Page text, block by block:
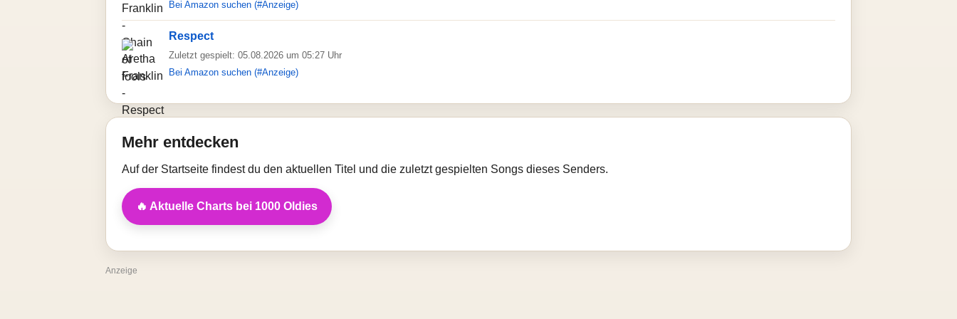
Bei Amazon suchen (#Anzeige)
Respect
Zuletzt gespielt: 05.08.2026 um 05:27 Uhr
Bei Amazon suchen (#Anzeige)
Mehr entdecken
Auf der Startseite findest du den aktuellen Titel und die zuletzt gespielten Songs dieses Senders.
🔥 Aktuelle Charts bei 1000 Oldies
Anzeige